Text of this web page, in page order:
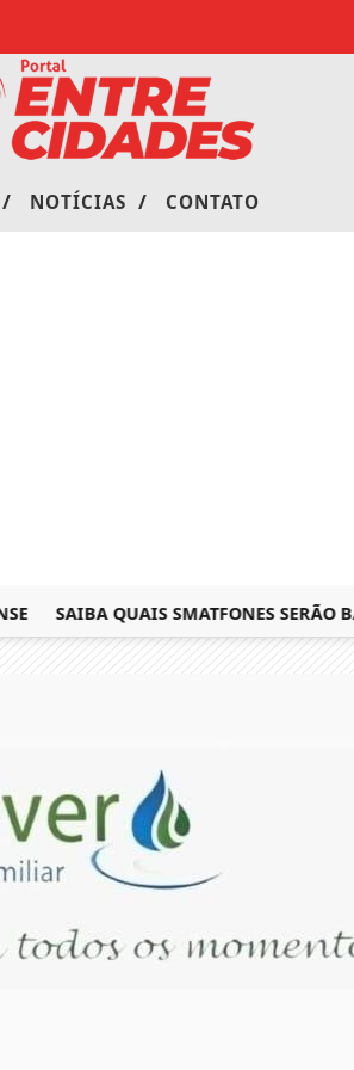
/ NOTÍCIAS / CONTATO
SAIBA QUAIS SMATFONES SERÃO